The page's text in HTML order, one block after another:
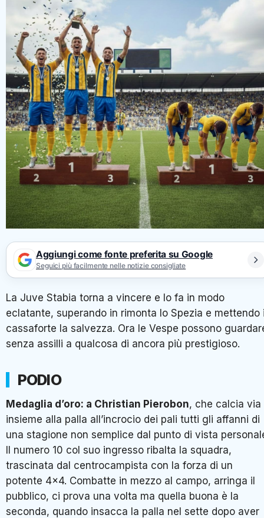
Aggiungi come fonte preferita su Google
Seguici più facilmente nelle notizie consigliate
La Juve Stabia torna a vincere e lo fa in modo
eclatante, superando in rimonta lo Spezia e mettendo
cassaforte la salvezza. Ora le Vespe possono
senza assilli a qualcosa di ancora più prestigioso.
PODIO
Medaglia d’oro: a Christian Pierobon, che calcia via
insieme alla palla all’incrocio dei pali tutti gli affanni di
una stagione non semplice dal punto di vista
Il numero 10 col suo ingresso ribalta la squadra,
trascinata dal centrocampista con la forza di un
potente 4×4. Combatte in mezzo al campo, arringa il
pubblico, ci prova una volta ma quella buona è la
seconda, quando insacca la palla nel sette dopo aver